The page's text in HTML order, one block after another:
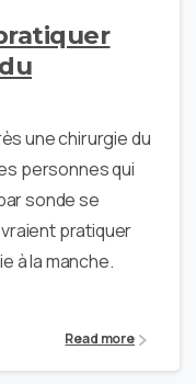
une chirurgie du
personnes qui
sonde se
pratiquer
à la manche.
Read more